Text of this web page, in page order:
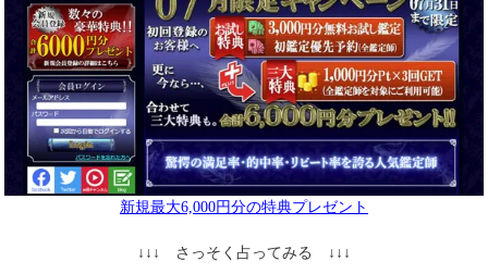
新規最大6,000円分の特典プレゼント
↓↓↓ さっそく占ってみる ↓↓↓